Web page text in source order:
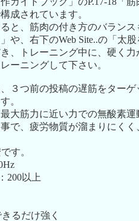
成されています。
と、筋肉の付き方のバラン
や、右下のWeb Site..の「太
、トレーニング中に、硬く
ーニングして下さい。
３つ前の投稿の遅筋をター
。
大筋力に近い力での無酸素
で、疲労物質が溜まりにく
す。
200以上
るだけ強く